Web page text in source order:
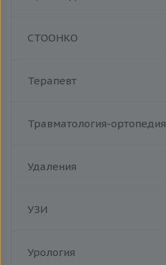
СТООНКО
Терапевт
Травматология-ортопедия
Удаления
УЗИ
Урология